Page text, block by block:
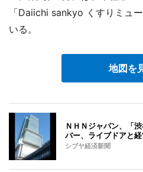
「Daiichi sankyo くすりミュ
いる。
地図を
ＮＨＮジャパン、「
バー、ライブドアと経
シブヤ経済新聞